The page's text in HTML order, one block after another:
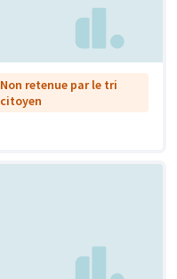
Non retenue par le tri
citoyen